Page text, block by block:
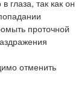
глаза, так как он
проточной
отменить